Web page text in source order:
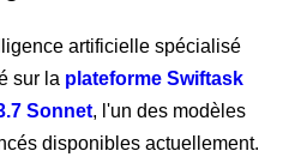
artificielle spécialisé
sur la plateforme Swiftask
Sonnet, l'un des modèles
disponibles actuellement.